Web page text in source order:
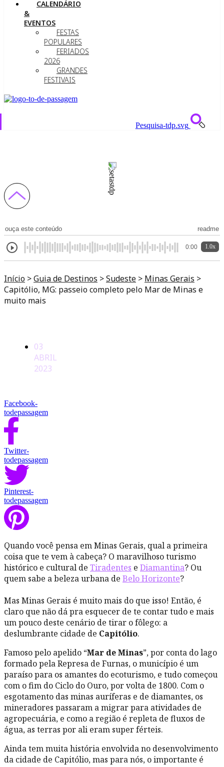
CALENDÁRIO
&
EVENTOS
FESTAS
POPULARES
FERIADOS
2026
GRANDES
FESTIVAIS
Pesquisa-tdp.svg
ouça este conteúdo readme
0:00 1.0x
Início >Guia de Destinos >Sudeste > Minas Gerais >
Capitólio, MG: passeio completo pelo Mar de Minas e
muito mais
03
ABRIL
2023
Facebook-
todepassagem
Twitter-
todepassagem
Pinterest-
todepassagem
Quando você pensa em Minas Gerais, qual a primeira
coisa que te vem à cabeça? O maravilhoso turismo
histórico e cultural de Tiradentes e Diamantina? Ou
quem sabe a beleza urbana de Belo Horizonte?
Mas Minas Gerais é muito mais do que isso! Então, é
claro que não dá pra esquecer de te contar tudo e mais
um pouco deste cenário de tirar o fôlego: a
deslumbrante cidade de Capitólio.
Famoso pelo apelido “Mar de Minas”, por conta do lago
formado pela Represa de Furnas, o município é um
paraíso para os amantes do ecoturismo, e tudo começou
com o fim do Ciclo do Ouro, por volta de 1800. Com o
esgotamento das minas auríferas e de diamantes, os
mineradores passaram a migrar para atividades de
agropecuária, e como a região é repleta de fluxos de
água, as terras por ali eram super férteis.
Ainda tem muita história envolvida no desenvolvimento
da cidade de Capitólio, mas para nós, o importante é